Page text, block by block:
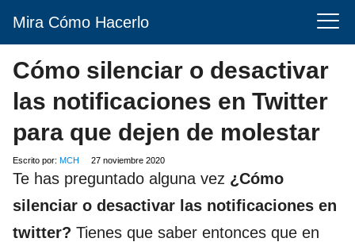
Mira Cómo Hacerlo
Cómo silenciar o desactivar
las notificaciones en Twitter
para que dejen de molestar
Escrito por: MCH 27 noviembre 2020
Te has preguntado alguna vez ¿Cómo
silenciar o desactivar las notificaciones en
twitter? Tienes que saber entonces que en